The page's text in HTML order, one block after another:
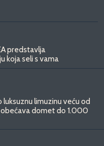
predstavlja
koja seli s vama
limuzinu veću od
domet do 1.000